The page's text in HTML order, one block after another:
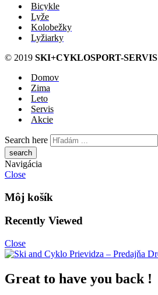
Bicykle
Lyže
Kolobežky
Lyžiarky
© 2019 SKI+CYKLOSPORT-SERVIS
Domov
Zima
Leto
Servis
Akcie
Search here
Navigácia
Close
Môj košík
Recently Viewed
Close
Great to have you back !